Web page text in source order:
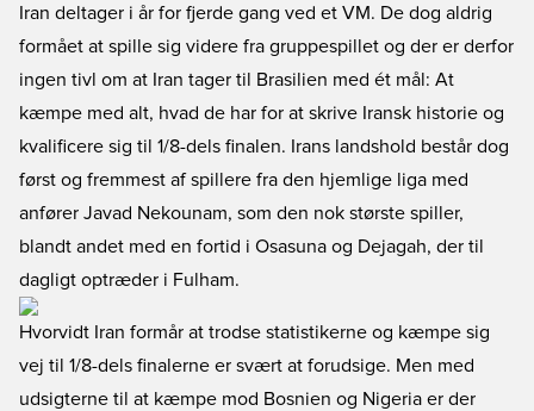
Iran deltager i år for fjerde gang ved et VM. De dog aldrig
formået at spille sig videre fra gruppespillet og der er derfor
ingen tivl om at Iran tager til Brasilien med ét mål: At
kæmpe med alt, hvad de har for at skrive Iransk historie og
kvalificere sig til 1/8-dels finalen. Irans landshold består dog
først og fremmest af spillere fra den hjemlige liga med
anfører Javad Nekounam, som den nok største spiller,
blandt andet med en fortid i Osasuna og Dejagah, der til
dagligt optræder i Fulham.
Hvorvidt Iran formår at trodse statistikerne og kæmpe sig
vej til 1/8-dels finalerne er svært at forudsige. Men med
udsigterne til at kæmpe mod Bosnien og Nigeria er der